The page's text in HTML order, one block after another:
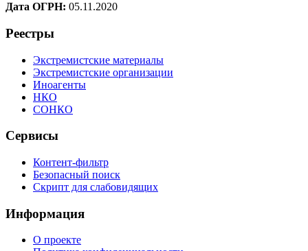
Дата ОГРН: 05.11.2020
Реестры
Экстремистские материалы
Экстремистские организации
Иноагенты
НКО
СОНКО
Сервисы
Контент-фильтр
Безопасный поиск
Скрипт для слабовидящих
Информация
О проекте